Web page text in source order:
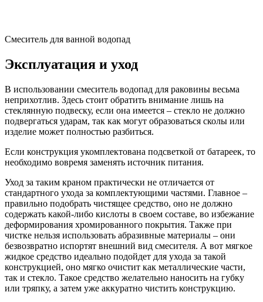
Смеситель для ванной водопад
Эксплуатация и уход
В использовании смеситель водопад для раковины весьма
неприхотлив. Здесь стоит обратить внимание лишь на
стеклянную подвеску, если она имеется – стекло не должно
подвергаться ударам, так как могут образоваться сколы или
изделие может полностью разбиться.
Если конструкция укомплектована подсветкой от батареек, то
необходимо вовремя заменять источник питания.
Уход за таким краном практически не отличается от
стандартного ухода за комплектующими частями. Главное –
правильно подобрать чистящее средство, оно не должно
содержать какой-либо кислоты в своем составе, во избежание
деформирования хромированного покрытия. Также при
чистке нельзя использовать абразивные материалы – они
безвозвратно испортят внешний вид смесителя. А вот мягкое
жидкое средство идеально подойдет для ухода за такой
конструкцией, оно мягко очистит как металлические части,
так и стекло. Такое средство желательно наносить на губку
или тряпку, а затем уже аккуратно чистить конструкцию.